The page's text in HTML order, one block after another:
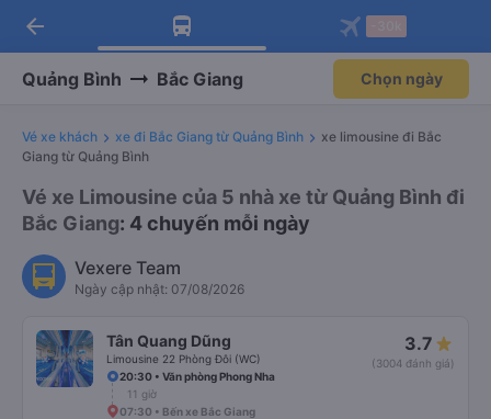
Tải app Vexere ngay!
Nhận ưu đãi thành viên độc
Mở app
Tải app Vexere
-30k/ghế khi đặt vé máy bay qua
Mở app
arrow_back
Quảng Bình Bắc Giang Chọn ngày
Vé xe khách xe đi Bắc Giang từ Quảng Bình
xe limousine đi Bắc
Giang từ Quảng Bình
Vé xe Limousine của 5 nhà xe từ Quảng Bình đi
Bắc Giang: 4 chuyến mỗi ngày
Vexere Team
Ngày cập nhật: 07/08/2026
Tân Quang Dũng
Limousine 22 Phòng Đôi (WC)
3.7
(3004 đánh giá)
20:30 • Văn phòng Phong Nha
11 giờ
07:30 • Bến xe Bắc Giang